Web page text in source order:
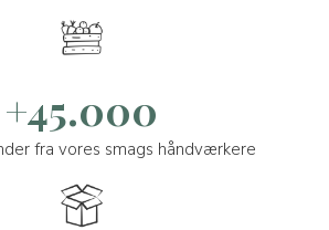
+45.000
fra vores smags håndværkere